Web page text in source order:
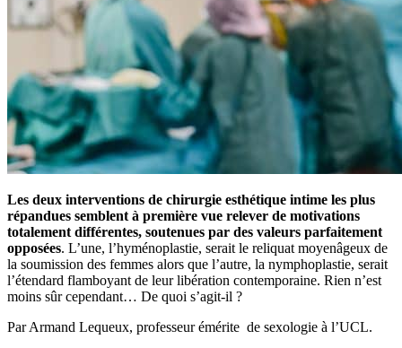
Les deux interventions de chirurgie esthétique intime les plus
répandues semblent à première vue relever de motivations
totalement différentes, soutenues par des valeurs parfaitement
opposées. L’une, l’hyménoplastie, serait le reliquat moyenâgeux de
la soumission des femmes alors que l’autre, la nymphoplastie, serait
l’étendard flamboyant de leur libération contemporaine. Rien n’est
moins sûr cependant… De quoi s’agit-il ?
Par Armand Lequeux, professeur émérite de sexologie à l’UCL.